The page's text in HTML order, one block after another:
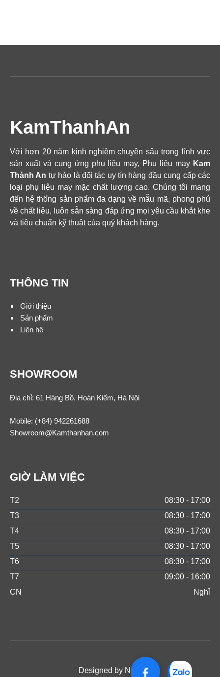
KamThanhAn
Với hơn 20 năm kinh nghiệm chuyên sâu trong lĩnh vực
sản xuất và cung ứng phụ liệu may, Phụ liệu may Kam
Thành An tự hào là đối tác uy tín hàng đầu cung cấp các
loại phụ liệu may mặc chất lượng cao. Chúng tôi mang
đến hệ thống sản phẩm đa dạng về mẫu mã, phong phú
về chất liệu, luôn sẵn sàng đáp ứng mọi yêu cầu khắt khe
và tiêu chuẩn kỹ thuật của quý khách hàng.
THÔNG TIN
Giới thiệu
Sản phẩm
Liên hệ
SHOWROOM
Địa chỉ: 61 Hàng Bồ, Hoàn Kiếm, Hà Nội
Mobile: (+84) 942261688
Showroom@Kamthanhan.com
GIỜ LÀM VIỆC
T2
08:30 - 17:00
T3
08:30 - 17:00
T4
08:30 - 17:00
T5
08:30 - 17:00
T6
08:30 - 17:00
T7
09:00 - 16:00
CN
Nghỉ
Designed by NOS